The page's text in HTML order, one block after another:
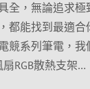
全，無論追求極
都能找到最適合
競系列筆電，我
扇RGB散熱支架…